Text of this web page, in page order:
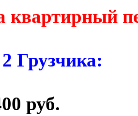
квартирный
Грузчика:
руб.